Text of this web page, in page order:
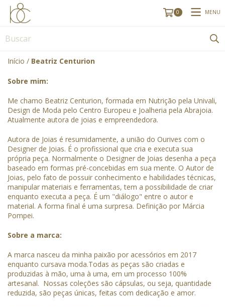
0 MENU
Início / Beatriz Centurion
Sobre mim:
Me chamo Beatriz Centurion, formada em Nutrição pela Univali,
Design de Moda pelo Centro Europeu e Joalheria pela Abrajoia.
Atualmente autora de joias e empreendedora.
Autora de Joias é resumidamente, a união do Ourives com o
Designer de Joias. É o profissional que cria e executa sua
própria peça. Normalmente o Designer de Joias desenha a peça
baseado em formas pré-concebidas em sua mente. O Autor de
Joias, pelo fato de possuir conhecimento e habilidades técnicas,
manipular materiais e ferramentas, tem a possibilidade de criar
enquanto executa a peça. É um "diálogo" entre o autor e
material. A forma final é uma surpresa. Definição por Márcia
Pompei.
Sobre a marca:
A marca nasceu da minha paixão por acessórios em 2017
enquanto cursava moda.Todas as peças são criadas e
produzidas à mão, uma à uma, em um processo 100%
artesanal. Nossas coleções são cápsulas, ou seja, quantidade
reduzida, são peças únicas, feitas com dedicação e amor.